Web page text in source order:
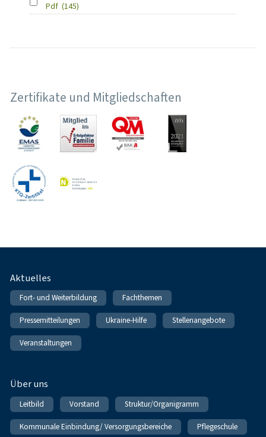
Pdf (145)
Zertifikate und Mitgliedschaften
Fußnavigation
Aktuelles
Fort- und Weiterbildung Fachthemen
Pressemitteilungen Ukraine-Hilfe Stellenangebote
Veranstaltungen
Über uns
Leitbild Vorstand Struktur/Organigramm
Kommunale Einbindung/ Versorgungsbereiche Pflegeschule